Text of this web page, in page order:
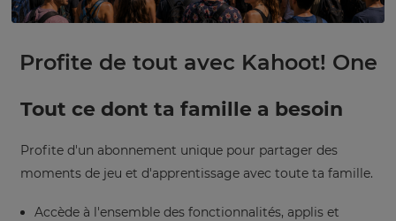
Profite de tout avec Kahoot! One
Tout ce dont ta famille a besoin
Profite d'un abonnement unique pour partager des
moments de jeu et d'apprentissage avec toute ta famille.
Accède à l'ensemble des fonctionnalités, applis et